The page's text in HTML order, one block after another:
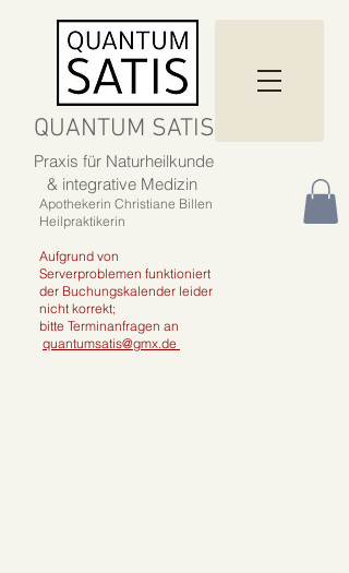
QUANTUM SATIS
Praxis für Naturheilkunde
& integrative Medizin
Apothekerin Christiane Billen
Heilpraktikerin
Aufgrund von
Serverproblemen funktioniert
der Buchungskalender leider
nicht korrekt;
bitte Terminanfragen an
quantumsatis@gmx.de